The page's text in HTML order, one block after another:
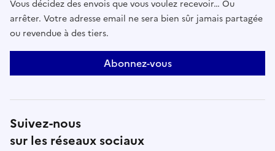
Vous décidez des envois que vous voulez recevoir… Ou
arrêter. Votre adresse email ne sera bien sûr jamais partagée
ou revendue à des tiers.
Abonnez-vous
Suivez-nous
sur les réseaux sociaux